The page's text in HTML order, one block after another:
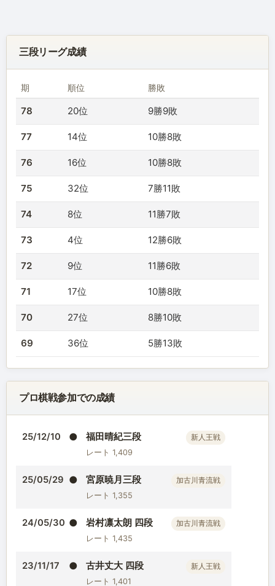
三段リーグ成績
期 順位 勝敗
78 20位 9勝9敗
77 14位 10勝8敗
76 16位 10勝8敗
75 32位 7勝11敗
74 8位 11勝7敗
73 4位 12勝6敗
72 9位 11勝6敗
71 17位 10勝8敗
70 27位 8勝10敗
69 36位 5勝13敗
プロ棋戦参加での成績
25/12/10 ● 福田晴紀三段
レート 1,409
新人王戦
25/05/29 ● 宮原暁月三段
レート 1,355
加古川青流戦
24/05/30 ● 岩村凛太朗 四段
レート 1,435
加古川青流戦
23/11/17 ● 古井丈大 四段
レート 1,401
新人王戦